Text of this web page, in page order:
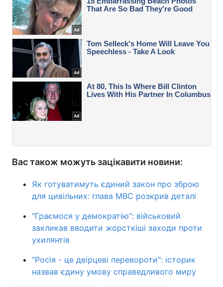
Вас також можуть зацікавити новини:
Як готуватимуть єдиний закон про зброю
для цивільних: глава МВС розкрив деталі
"Граємося у демократію": військовий
закликав вводити жорсткіші заходи проти
ухилянтів
"Росія - це двірцеві перевороти": історик
назвав єдину умову справедливого миру